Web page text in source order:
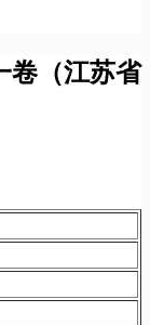
卷（江苏省